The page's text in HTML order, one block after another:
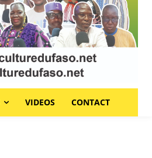
VIDEOS CONTACT